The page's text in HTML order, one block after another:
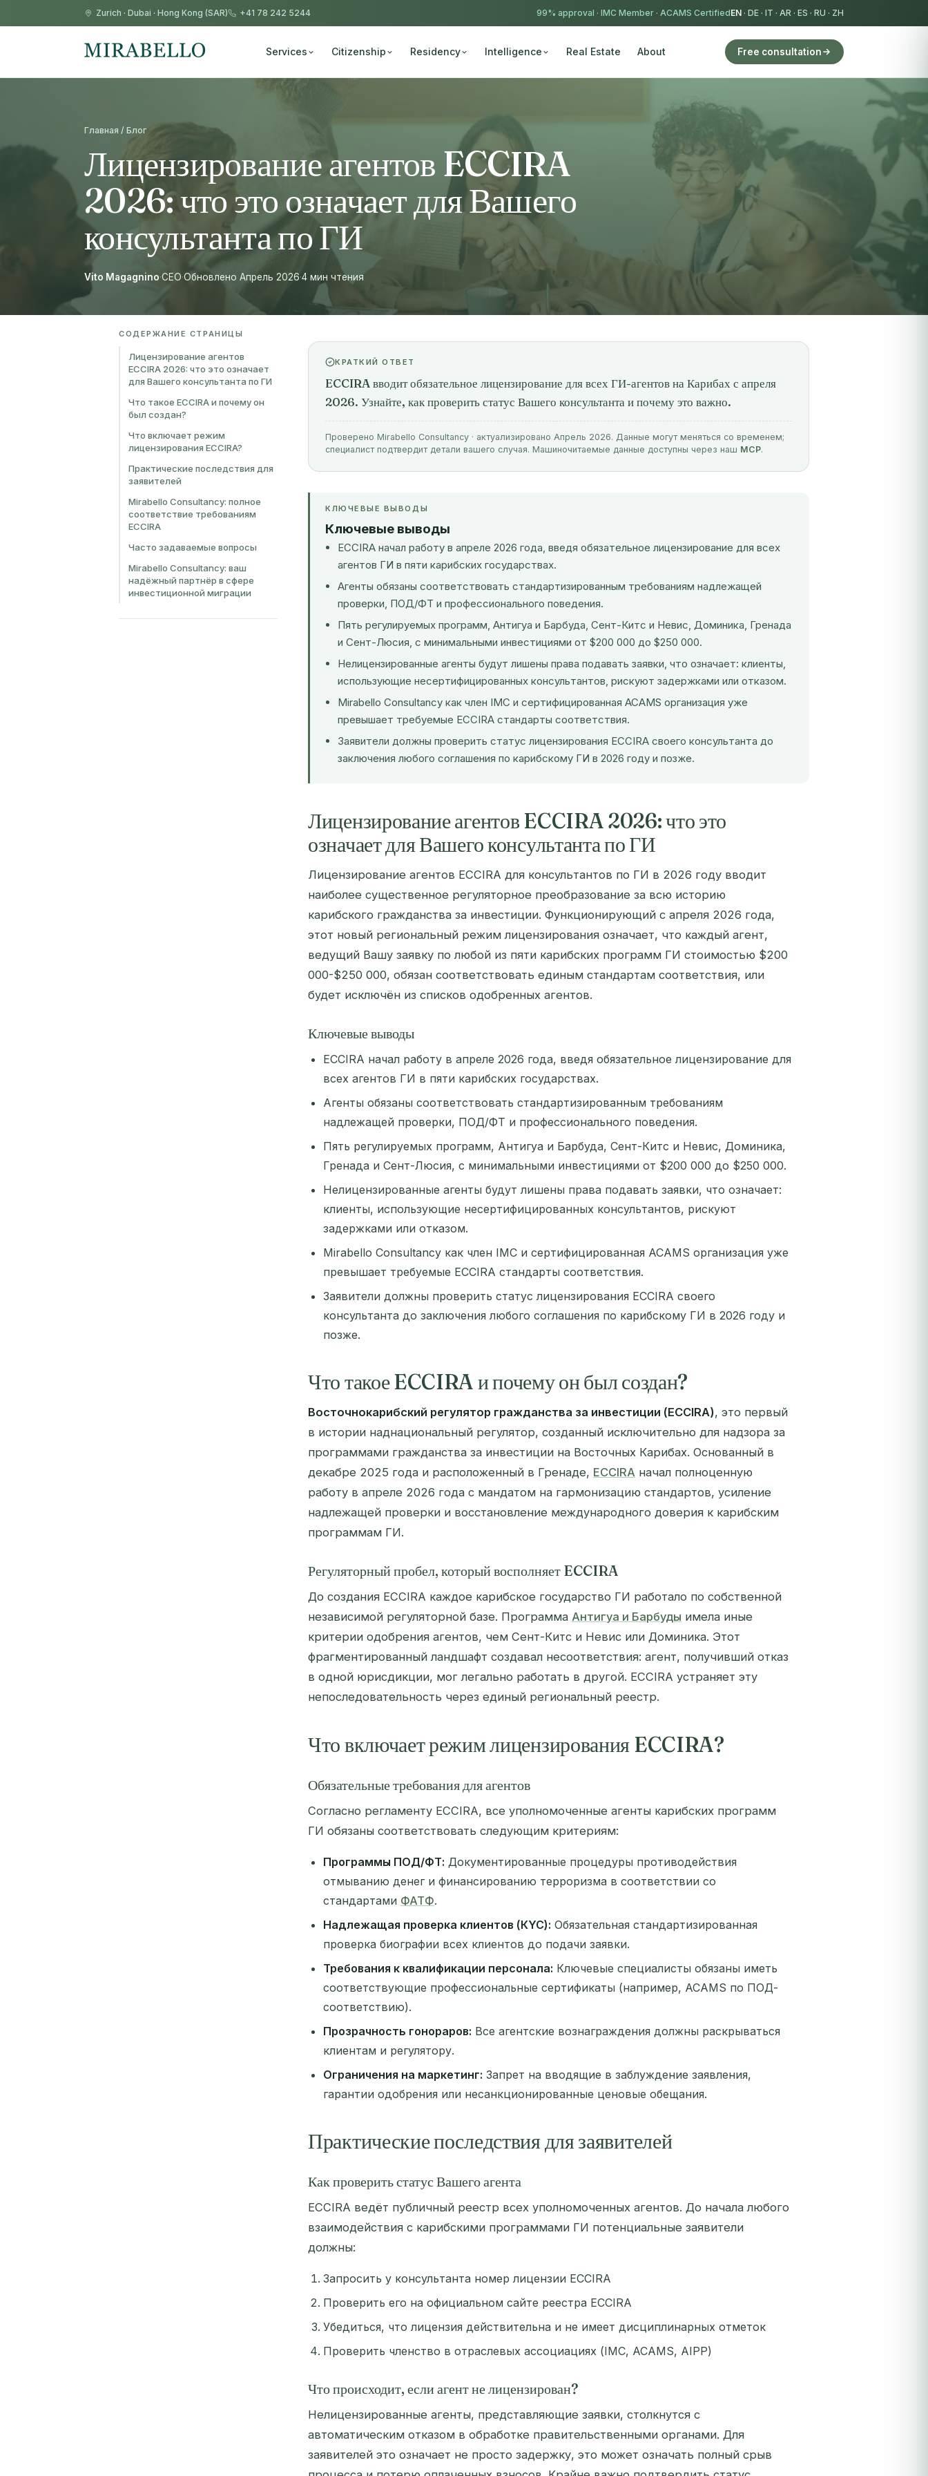
Zurich · Dubai · Hong Kong (SAR) +41 78 242 5244 99% approval · IMC Member · ACAMS CertifiedEN · DE · IT · AR · ES · RU · ZH
Services Citizenship Residency Intelligence Real Estate About Free consultation
Главная / Блог
Лицензирование агентов ECCIRA
2026: что это означает для Вашего
консультанта по ГИ
Vito Magagnino·CEO·Обновлено Апрель 2026·4 мин чтения
СОДЕРЖАНИЕ СТРАНИЦЫ
Лицензирование агентов
ECCIRA 2026: что это означает
для Вашего консультанта по ГИ
Что такое ECCIRA и почему он
был создан?
Что включает режим
лицензирования ECCIRA?
Практические последствия для
заявителей
Mirabello Consultancy: полное
соответствие требованиям
ECCIRA
Часто задаваемые вопросы
Mirabello Consultancy: ваш
надёжный партнёр в сфере
инвестиционной миграции
КРАТКИЙ ОТВЕТ
ECCIRA вводит обязательное лицензирование для всех ГИ-агентов на Карибах с апреля
2026. Узнайте, как проверить статус Вашего консультанта и почему это важно.
Проверено Mirabello Consultancy · актуализировано Апрель 2026. Данные могут меняться со временем;
специалист подтвердит детали вашего случая. Машиночитаемые данные доступны через наш MCP.
КЛЮЧЕВЫЕ ВЫВОДЫ
Ключевые выводы
ECCIRA начал работу в апреле 2026 года, введя обязательное лицензирование для всех
агентов ГИ в пяти карибских государствах.
Агенты обязаны соответствовать стандартизированным требованиям надлежащей
проверки, ПОД/ФТ и профессионального поведения.
Пять регулируемых программ, Антигуа и Барбуда, Сент-Китс и Невис, Доминика, Гренада
и Сент-Люсия, с минимальными инвестициями от $200 000 до $250 000.
Нелицензированные агенты будут лишены права подавать заявки, что означает: клиенты,
использующие несертифицированных консультантов, рискуют задержками или отказом.
Mirabello Consultancy как член IMC и сертифицированная ACAMS организация уже
превышает требуемые ECCIRA стандарты соответствия.
Заявители должны проверить статус лицензирования ECCIRA своего консультанта до
заключения любого соглашения по карибскому ГИ в 2026 году и позже.
Лицензирование агентов ECCIRA 2026: что это
означает для Вашего консультанта по ГИ
Лицензирование агентов ECCIRA для консультантов по ГИ в 2026 году вводит
наиболее существенное регуляторное преобразование за всю историю
карибского гражданства за инвестиции. Функционирующий с апреля 2026 года,
этот новый региональный режим лицензирования означает, что каждый агент,
ведущий Вашу заявку по любой из пяти карибских программ ГИ стоимостью $200
000-$250 000, обязан соответствовать единым стандартам соответствия, или
будет исключён из списков одобренных агентов.
Ключевые выводы
ECCIRA начал работу в апреле 2026 года, введя обязательное лицензирование для
всех агентов ГИ в пяти карибских государствах.
Агенты обязаны соответствовать стандартизированным требованиям
надлежащей проверки, ПОД/ФТ и профессионального поведения.
Пять регулируемых программ, Антигуа и Барбуда, Сент-Китс и Невис, Доминика,
Гренада и Сент-Люсия, с минимальными инвестициями от $200 000 до $250 000.
Нелицензированные агенты будут лишены права подавать заявки, что означает:
клиенты, использующие несертифицированных консультантов, рискуют
задержками или отказом.
Mirabello Consultancy как член IMC и сертифицированная ACAMS организация уже
превышает требуемые ECCIRA стандарты соответствия.
Заявители должны проверить статус лицензирования ECCIRA своего
консультанта до заключения любого соглашения по карибскому ГИ в 2026 году и
позже.
Что такое ECCIRA и почему он был создан?
Восточнокарибский регулятор гражданства за инвестиции (ECCIRA), это первый
в истории наднациональный регулятор, созданный исключительно для надзора за
программами гражданства за инвестиции на Восточных Карибах. Основанный в
декабре 2025 года и расположенный в Гренаде, ECCIRA начал полноценную
работу в апреле 2026 года с мандатом на гармонизацию стандартов, усиление
надлежащей проверки и восстановление международного доверия к карибским
программам ГИ.
Регуляторный пробел, который восполняет ECCIRA
До создания ECCIRA каждое карибское государство ГИ работало по собственной
независимой регуляторной базе. Программа Антигуа и Барбуды имела иные
критерии одобрения агентов, чем Сент-Китс и Невис или Доминика. Этот
фрагментированный ландшафт создавал несоответствия: агент, получивший отказ
в одной юрисдикции, мог легально работать в другой. ECCIRA устраняет эту
непоследовательность через единый региональный реестр.
Что включает режим лицензирования ECCIRA?
Обязательные требования для агентов
Согласно регламенту ECCIRA, все уполномоченные агенты карибских программ
ГИ обязаны соответствовать следующим критериям:
Программы ПОД/ФТ: Документированные процедуры противодействия
отмыванию денег и финансированию терроризма в соответствии со
стандартами ФАТФ.
Надлежащая проверка клиентов (КYC): Обязательная стандартизированная
проверка биографии всех клиентов до подачи заявки.
Требования к квалификации персонала: Ключевые специалисты обязаны иметь
соответствующие профессиональные сертификаты (например, ACAMS по ПОД-
соответствию).
Прозрачность гонораров: Все агентские вознаграждения должны раскрываться
клиентам и регулятору.
Ограничения на маркетинг: Запрет на вводящие в заблуждение заявления,
гарантии одобрения или несанкционированные ценовые обещания.
Практические последствия для заявителей
Как проверить статус Вашего агента
ECCIRA ведёт публичный реестр всех уполномоченных агентов. До начала любого
взаимодействия с карибскими программами ГИ потенциальные заявители
должны:
Запросить у консультанта номер лицензии ECCIRA
Проверить его на официальном сайте реестра ECCIRA
Убедиться, что лицензия действительна и не имеет дисциплинарных отметок
Проверить членство в отраслевых ассоциациях (IMC, ACAMS, AIPP)
Что происходит, если агент не лицензирован?
Нелицензированные агенты, представляющие заявки, столкнутся с
автоматическим отказом в обработке правительственными органами. Для
заявителей это означает не просто задержку, это может означать полный срыв